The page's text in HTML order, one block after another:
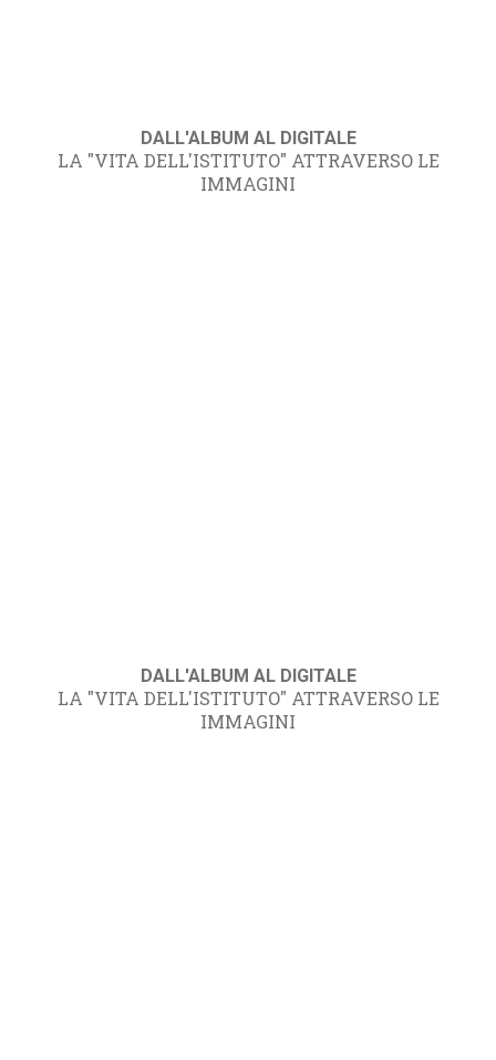
DALL'ALBUM AL DIGITALE
LA "VITA DELL'ISTITUTO" ATTRAVERSO LE
IMMAGINI
DALL'ALBUM AL DIGITALE
LA "VITA DELL'ISTITUTO" ATTRAVERSO LE
IMMAGINI